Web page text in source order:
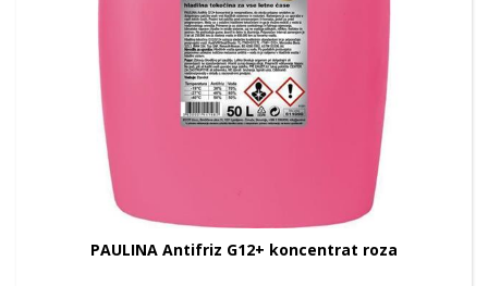
PAULINA Antifriz G12+ koncentrat roza